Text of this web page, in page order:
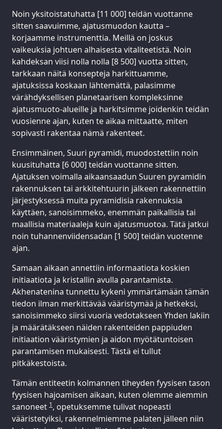
Noin yksitoistatuhatta [11 000] teidän vuottanne
sitten saavuimme, ajatusmuodon kautta –
korjaamme instrumenttia. Meillä on joskus
vaikeuksia johtuen alhaisesta vitaliteetistä. Noin
kahdeksan viisi nolla nolla [8 500] vuotta sitten,
tarkkaan näitä konsepteja harkittuamme,
ajatuksissa koskaan lähtemättä, palasimme
värähdyksellisen planetaarisen kompleksinne
ajatusmuoto-alueille ja harkitsimme joidenkin teidän
vuosienne ajan, kuten te aikaa mittaatte, miten
sopivasti rakentaa nämä rakenteet.
Ensimmäinen, Suuri pyramidi, muodostettiin noin
kuusituhatta [6 000] teidän vuottanne sitten.
Ajatuksen voimalla aikaansaadun Suuren pyramidin
rakennuksen tai arkkitehtuurin jälkeen rakennettiin
järjestyksessä muita pyramidisia rakennuksia
käyttäen, sanoisimmeko, enemmän paikallisia tai
maallisia materiaaleja kuin ajatusmuotoa. Tätä jatkui
noin tuhannenviidensadan [1 500] teidän vuotenne
ajan.
Samaan aikaan annettiin informaatiota koskien
initiaatiota ja kristallin avulla parantamista.
Akhenatenina tunnettu kykeni ymmärtämään tämän
tiedon ilman merkittävää vääristymää ja hetkeksi,
sanoisimmeko siirsi vuoria vedotakseen Yhden lakiin
ja määrätäkseen näiden rakenteiden pappiuden
initiaation vääristymien ja aidon myötätuntoisen
parantamisen mukaisesti. Tästä ei tullut
pitkäkestoista.
Tämän entiteetin kolmannen tiheyden fyysisen tason
fyysisen hajoamisen aikaan, kuten olemme aiemmin
sanoneet 1, opetuksemme tulivat nopeasti
vääristetyiksi, rakennelmiemme palaten jälleen niin